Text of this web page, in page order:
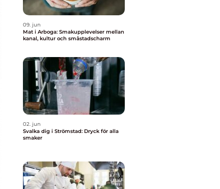
09. jun
Mat i Arboga: Smakupplevelser mellan
kanal, kultur och småstadscharm
02. jun
Svalka dig i Strömstad: Dryck för alla
smaker